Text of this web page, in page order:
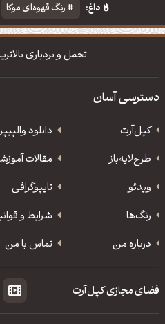
داغ: رنگ قهوه‌ای موکا
دانلود والپیپر مذهبی
تحمل و بردباری
دسترسی آسان
کپل‌آرت دانلود‌
طرح‌لایه‌باز
مقالات
ویدئو
‌تایپوگرافی
رنگ‌ها
شرایط و
درباره من
تماس با من
فضای مجازی کپل‌آرت